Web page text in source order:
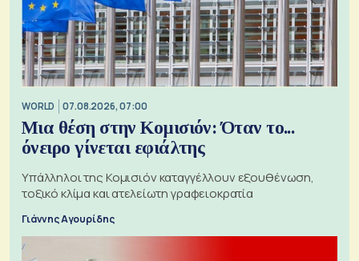
WORLD 07.08.2026, 07:00
Μια θέση στην Κομισιόν: Όταν το...
όνειρο γίνεται εφιάλτης
Υπάλληλοι της Κομισιόν καταγγέλλουν εξουθένωση,
τοξικό κλίμα και ατελείωτη γραφειοκρατία
Γιάννης Αγουρίδης